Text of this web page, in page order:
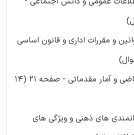
و مقررات اداری و قانون اساسی
سوالات ریاضی و آمار مقدماتی - صفحه 21 (14
های ذهنی و ویژگی های